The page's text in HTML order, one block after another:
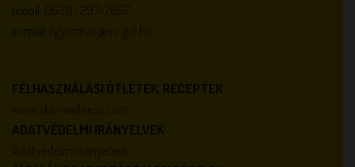
mobil:
e-mail:
FELHASZNÁLÁSI ÖTLETEK, RECEPTEK
ADATVÉDELMI IRÁNYELVEK